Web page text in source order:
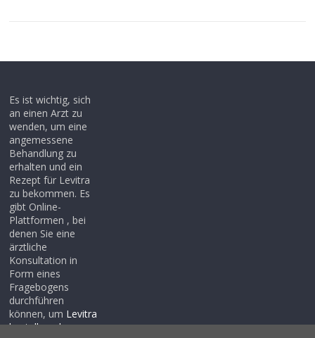
Es ist wichtig, sich
an einen Arzt zu
wenden, um eine
angemessene
Behandlung zu
erhalten und ein
Rezept für Levitra
zu bekommen. Es
gibt Online-
Plattformen , bei
denen Sie eine
ärztliche
Konsultation in
Form eines
Fragebogens
durchführen
können, um Levitra
bestellen ohne